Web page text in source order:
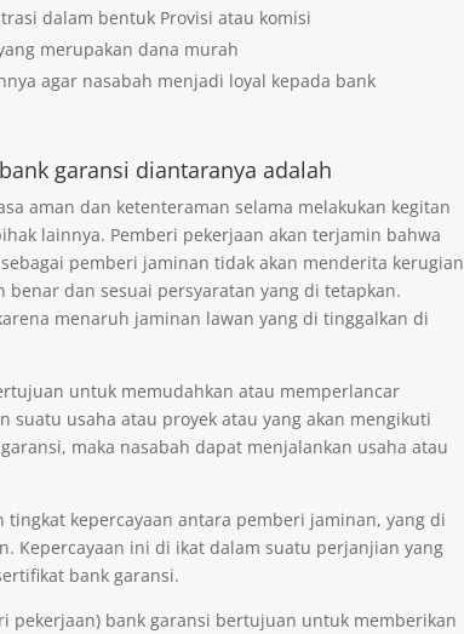
dalam bentuk Provisi atau komisi
merupakan dana murah
agar nasabah menjadi loyal kepada bank
garansi diantaranya adalah
aman dan ketenteraman selama melakukan kegitan
lainnya. Pemberi pekerjaan akan terjamin bahwa
pemberi jaminan tidak akan menderita kerugian
dan sesuai persyaratan yang di tetapkan.
menaruh jaminan lawan yang di tinggalkan di
untuk memudahkan atau memperlancar
suatu usaha atau proyek atau yang akan mengikuti
maka nasabah dapat menjalankan usaha atau
tingkat kepercayaan antara pemberi jaminan, yang di
Kepercayaan ini di ikat dalam suatu perjanjian yang
bank garansi.
pekerjaan) bank garansi bertujuan untuk memberikan